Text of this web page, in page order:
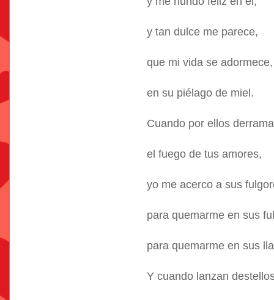
y tan dulce me parece,
que mi vida se adormece,
en su piélago de miel.
Cuando por ellos
el fuego de tus amores,
yo me acerco a sus
para quemarme en sus
para quemarme en sus
Y cuando lanzan